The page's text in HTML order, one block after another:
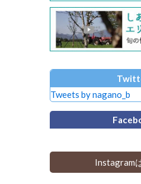
Tweets by nagano_b
Instagram